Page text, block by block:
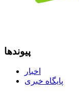
پیوندها
اخبار
پایگاه خبری